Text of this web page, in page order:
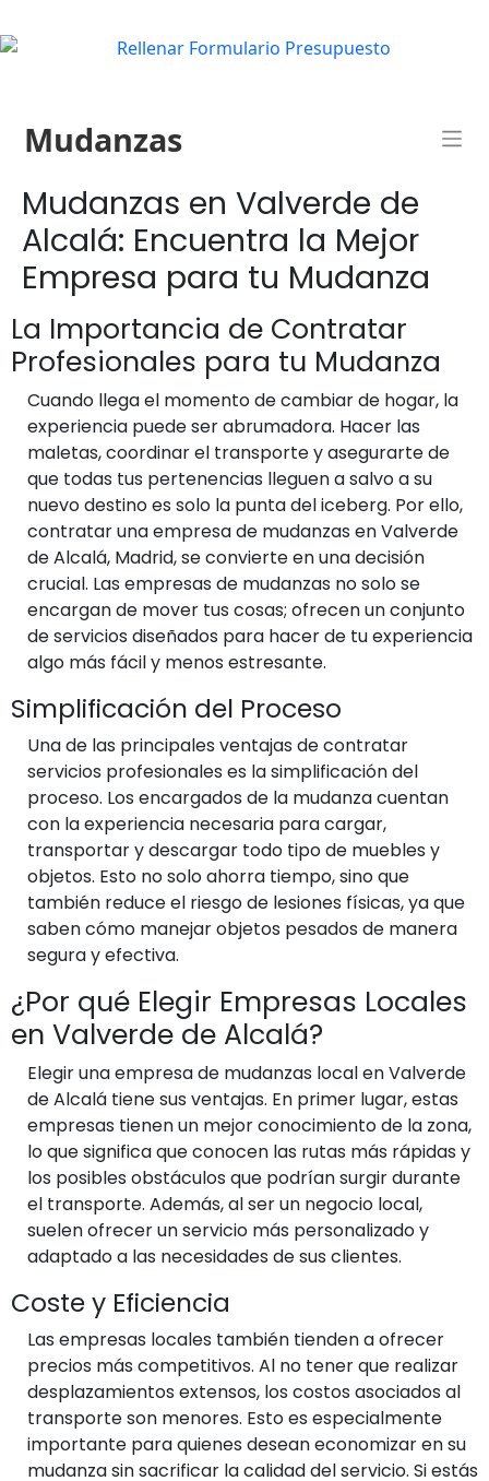
Mudanzas
Mudanzas en Valverde de
Alcalá: Encuentra la Mejor
Empresa para tu Mudanza
La Importancia de Contratar
Profesionales para tu Mudanza
Cuando llega el momento de cambiar de hogar, la
experiencia puede ser abrumadora. Hacer las
maletas, coordinar el transporte y asegurarte de
que todas tus pertenencias lleguen a salvo a su
nuevo destino es solo la punta del iceberg. Por ello,
contratar una empresa de mudanzas en Valverde
de Alcalá, Madrid, se convierte en una decisión
crucial. Las empresas de mudanzas no solo se
encargan de mover tus cosas; ofrecen un conjunto
de servicios diseñados para hacer de tu experiencia
algo más fácil y menos estresante.
Simplificación del Proceso
Una de las principales ventajas de contratar
servicios profesionales es la simplificación del
proceso. Los encargados de la mudanza cuentan
con la experiencia necesaria para cargar,
transportar y descargar todo tipo de muebles y
objetos. Esto no solo ahorra tiempo, sino que
también reduce el riesgo de lesiones físicas, ya que
saben cómo manejar objetos pesados de manera
segura y efectiva.
¿Por qué Elegir Empresas Locales
en Valverde de Alcalá?
Elegir una empresa de mudanzas local en Valverde
de Alcalá tiene sus ventajas. En primer lugar, estas
empresas tienen un mejor conocimiento de la zona,
lo que significa que conocen las rutas más rápidas y
los posibles obstáculos que podrían surgir durante
el transporte. Además, al ser un negocio local,
suelen ofrecer un servicio más personalizado y
adaptado a las necesidades de sus clientes.
Coste y Eficiencia
Las empresas locales también tienden a ofrecer
precios más competitivos. Al no tener que realizar
desplazamientos extensos, los costos asociados al
transporte son menores. Esto es especialmente
importante para quienes desean economizar en su
mudanza sin sacrificar la calidad del servicio. Si estás